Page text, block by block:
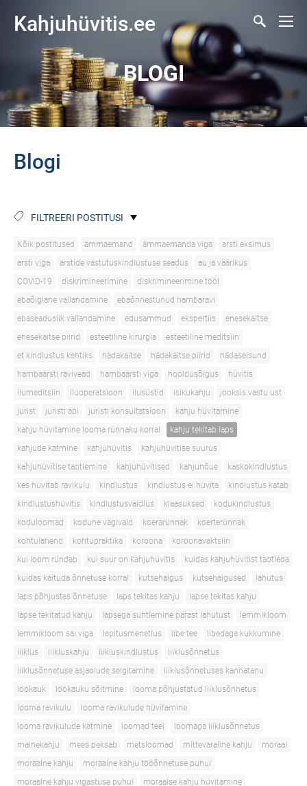
Kahjuhüvitis.ee
BLOGI
Blogi
FILTREERI POSTITUSI
Kõik postitused ämmaemand ämmaemanda viga
arsti eksimus
arsti viga
arstide vastutuskindlustuse seadus
au ja väärikus
COVID-19
diskrimineerimine
diskrimineerimine tööl
ebaõiglane vallandamine
ebaõnnestunud hambaravi
ebaseaduslik vallandamine
edusammud ekspertiis
enesekaitse
enesekaitse piirid
esteetiline kirurgia
esteetiline meditsiin
et kindlustus kehtiks
hädakaitse hädakaitse piirid
hädaseisund
hambaarsti ravivead
hambaarsti viga hooldusõigus
hüvitis
ilumeditsiin
iluoperatsioon ilusüstid isikukahju
jooksis vastu ust
jurist
juristi abi juristi konsultatsioon
kahju hüvitamine
kahju hüvitamine looma rünnaku korral
kahju tekitab laps
kahjude katmine
kahjuhüvitis
kahjuhüvitise suurus
kahjuhüvitise taotlemine
kahjuhüvitised kahjunõue
kaskokindlustus
kes hüvitab ravikulu
kindlustus kindlustus ei hüvita
kindlustus katab
kindlustushüvitis
kindlustusvaidlus klaasuksed
kodukindlustus
koduloomad
kodune vägivald koerarünnak
koerterünnak
kohtulahend
kohtupraktika koroona
koroonavaktsiin
kui loom ründab
kui suur on kahjuhüvitis
kuidas kahjuhüvitist taotleda
kuidas käituda õnnetuse korral
kutsehaigus kutsehaigused
lahutus
laps põhjustas õnnetuse
laps tekitas kahju
lapse tekitas kahju
lapse tekitatud kahju
lapsega suhtlemine pärast lahutust
lemmikloom
lemmikloom sai viga
lepitusmenetlus libe tee
libedaga kukkumine
liiklus
liikluskahju liikluskindlustus
liiklusõnnetus
liiklusõnnetuse asjaolude selgitamine
liiklusõnnetuses kannatanu
löökauk
löökauku sõitmine
looma põhjustatud liiklusõnnetus
looma ravikulu
looma ravikulude hüvitamine
looma ravikulude katmine
loomad teel
loomaga liiklusõnnetus
mainekahju
mees peksab metsloomad mittevaraline kahju
moraal
moraalne kahju
moraalne kahju tööõnnetuse puhul
moraalne kahju vigastuse puhul
moraalse kahju hüvitamine